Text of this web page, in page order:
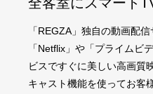
「REGZA」独自の動画配
「Netflix」や「プライムビ
ビスですぐに美しい高画質
キャスト機能を使ってお客